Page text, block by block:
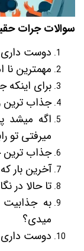
سوالات جرات
دوست داری
مهمترین
برای
جذاب ترین
اگه میشد
میرفتی تو
جذاب
آخرین بار
تا حالا در
میدی؟
دوست